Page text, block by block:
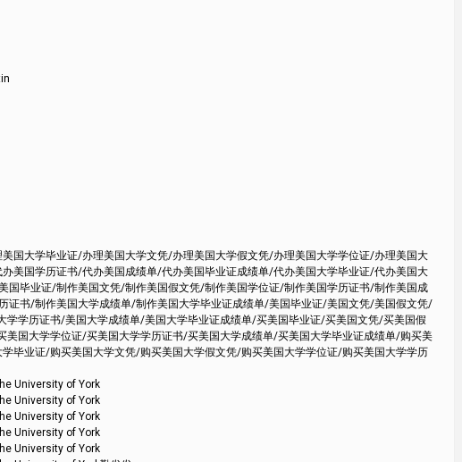
国大学毕业证/办理美国大学文凭/办理美国大学假文凭/办理美国大学学位证/办理美国大
美国学历证书/代办美国成绩单/代办美国毕业证成绩单/代办美国大学毕业证/代办美国大
毕业证/制作美国文凭/制作美国假文凭/制作美国学位证/制作美国学历证书/制作美国成
书/制作美国大学成绩单/制作美国大学毕业证成绩单/美国毕业证/美国文凭/美国假文凭/
学历证书/美国大学成绩单/美国大学毕业证成绩单/买美国毕业证/买美国文凭/买美国假
国大学学位证/买美国大学学历证书/买美国大学成绩单/买美国大学毕业证成绩单/购买美
毕业证/购买美国大学文凭/购买美国大学假文凭/购买美国大学学位证/购买美国大学学历
University of York
University of York
University of York
University of York
University of York